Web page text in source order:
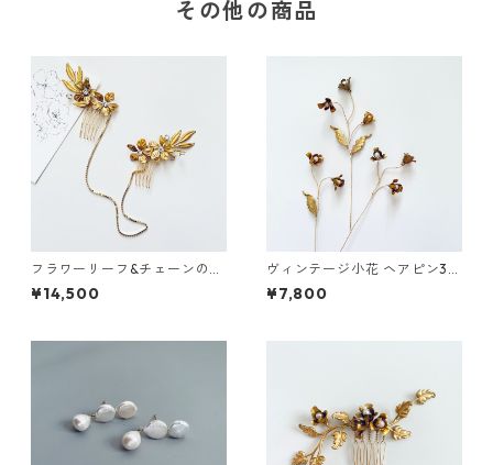
その他の商品
フラワーリーフ&チェーンのヘ
アジュエリー
¥14,500
ヴィンテージ小花 ヘアピン3本
セット
¥7,800